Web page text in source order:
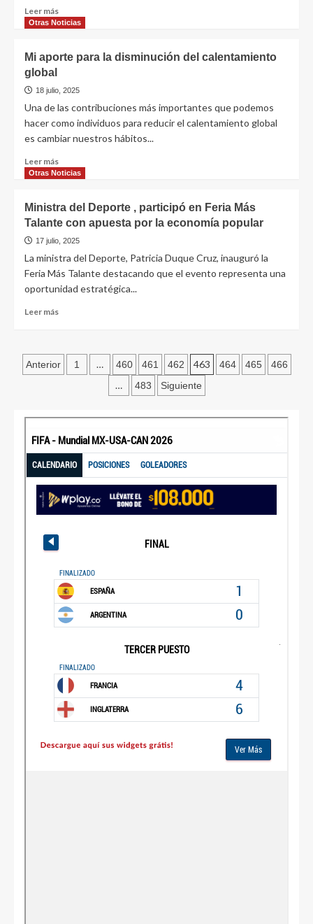
Leer más
Otras Noticias
Mi aporte para la disminución del calentamiento
global
18 julio, 2025
Una de las contribuciones más importantes que podemos
hacer como individuos para reducir el calentamiento global
es cambiar nuestros hábitos...
Leer más
Otras Noticias
Ministra del Deporte , participó en Feria Más
Talante con apuesta por la economía popular
17 julio, 2025
La ministra del Deporte, Patricia Duque Cruz, inauguró la
Feria Más Talante destacando que el evento representa una
oportunidad estratégica...
Leer más
Anterior 1 … 460 461 462 463 464 465 466
… 483 Siguiente